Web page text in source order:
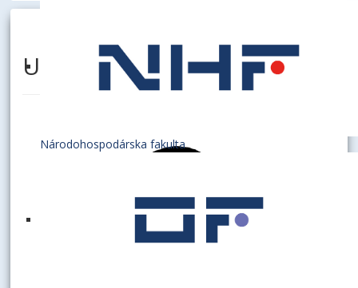
Národohospodárska fakulta
UHERKOVÁ, Galina, Ing.